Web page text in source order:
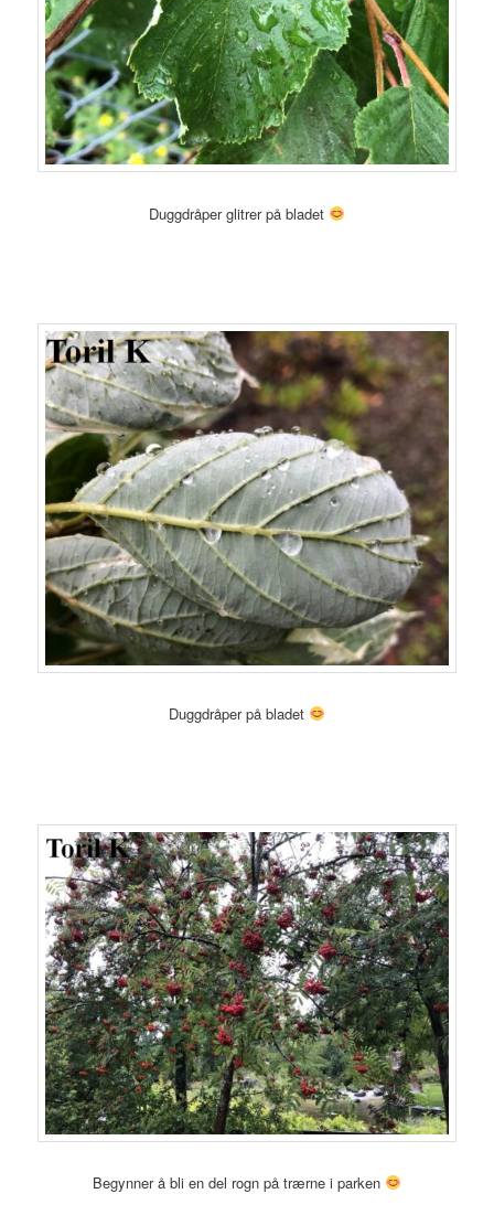
Duggdråper glitrer på bladet
Duggdråper på bladet
Begynner å bli en del rogn på trærne i parken